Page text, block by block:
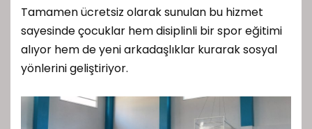
Tamamen ücretsiz olarak sunulan bu hizmet
sayesinde çocuklar hem disiplinli bir spor eğitimi
alıyor hem de yeni arkadaşlıklar kurarak sosyal
yönlerini geliştiriyor.